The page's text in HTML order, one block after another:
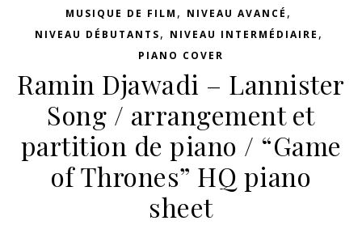
MUSIQUE DE FILM , NIVEAU AVANCÉ ,
NIVEAU DÉBUTANTS, NIVEAU INTERMÉDIAIRE ,
PIANO COVER
Ramin Djawadi – Lannister
Song / arrangement et
partition de piano / “Game
of Thrones” HQ piano
sheet